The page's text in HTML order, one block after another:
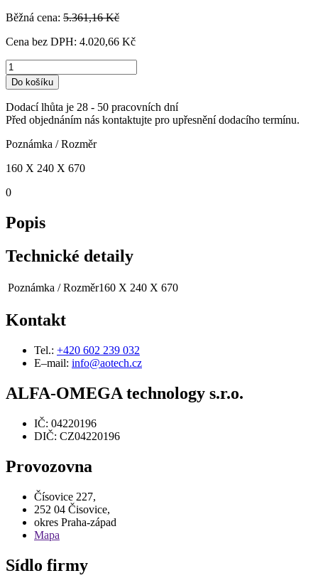
Běžná cena: 5.361,16 Kč
Cena bez DPH: 4.020,66 Kč
Do košíku
Dodací lhůta je 28 - 50 pracovních dní
Před objednáním nás kontaktujte pro upřesnění dodacího termínu.
Poznámka / Rozměr
160 X 240 X 670
0
Popis
Technické detaily
Poznámka / Rozměr160 X 240 X 670
Kontakt
Tel.: +420 602 239 032
E–mail: info@aotech.cz
ALFA-OMEGA technology s.r.o.
IČ: 04220196
DIČ: CZ04220196
Provozovna
Čísovice 227,
252 04 Čisovice,
okres Praha-západ
Mapa
Sídlo firmy